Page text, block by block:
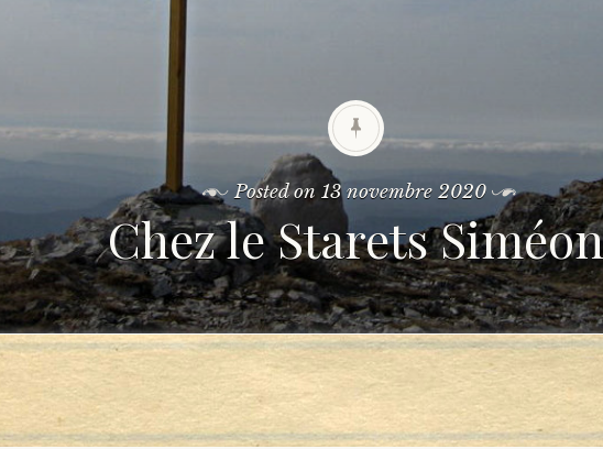
Posted on 13 novembre 2020
Chez le Starets